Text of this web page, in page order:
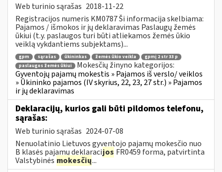
Web turinio sąrašas 2018-11-22
Registracijos numeris KM0787 Ši informacija skelbiama:
Pajamos / išmokos ir jų deklaravimas Paslaugų žemės
ūkiui (t.y. paslaugos turi būti atliekamos žemės ūkio
veiklą vykdantiems subjektams)...
gpm sąrašas ūkininkas žemės ūkio veikla
gpmį 2 str 33 p
paslaugos žemės ūkiui
Mokesčių žinyno kategorijos:
Gyventojų pajamų mokestis » Pajamos iš verslo/ veiklos
» Ūkininko pajamos (IV skyrius, 22, 23, 27 str.) » Pajamos
ir jų deklaravimas
Deklaracijų, kurios gali būti pildomos telefonu,
sąrašas:
Web turinio sąrašas 2024-07-08
Nenuolatinio Lietuvos gyventojo pajamų mokesčio nuo
B klasės pajamų deklaracijos FR0459 forma, patvirtinta
Valstybinės mokesčių...